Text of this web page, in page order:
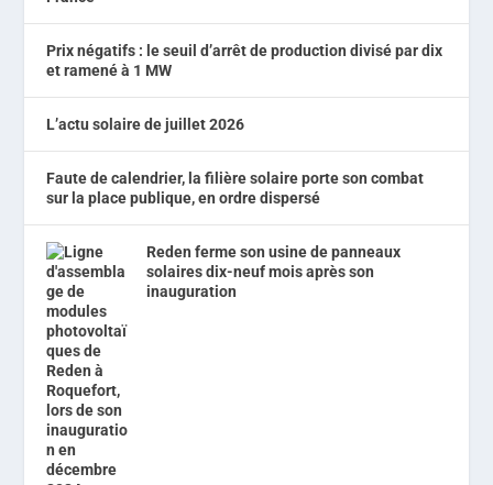
Prix négatifs : le seuil d’arrêt de production divisé par dix
et ramené à 1 MW
L’actu solaire de juillet 2026
Faute de calendrier, la filière solaire porte son combat
sur la place publique, en ordre dispersé
Reden ferme son usine de panneaux
solaires dix-neuf mois après son
inauguration